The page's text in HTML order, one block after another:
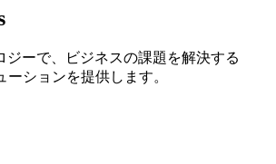
ジーで、ビジネスの課題を解決する
ションを提供します。